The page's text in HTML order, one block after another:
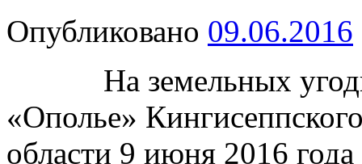
Опубликовано 09.06.2016
На земельных
«Ополье»
области 9 июня 2016